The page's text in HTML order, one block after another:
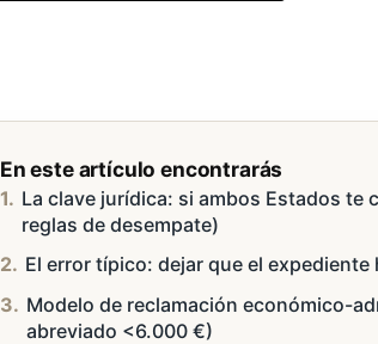
En este artículo encontrarás
La clave jurídica: si ambos Estados te
reglas de desempate)
El error típico: dejar que el
Modelo de reclamación económico-
abreviado <6.000 €)